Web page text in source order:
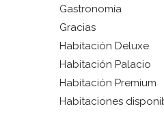
Gastronomía
Gracias
Habitación Deluxe
Habitación Palacio
Habitación Premium
Habitaciones